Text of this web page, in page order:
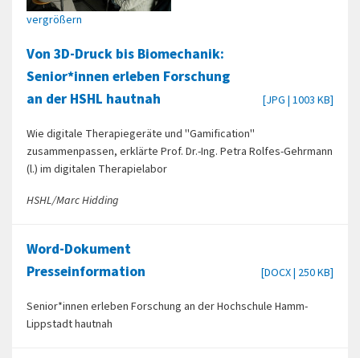
vergrößern
Von 3D-Druck bis Biomechanik:
Senior*innen erleben Forschung
an der HSHL hautnah
[JPG | 1003 KB]
Wie digitale Therapiegeräte und "Gamification"
zusammenpassen, erklärte Prof. Dr.-Ing. Petra Rolfes-Gehrmann
(l.) im digitalen Therapielabor
HSHL/Marc Hidding
Word-Dokument
Presseinformation
[DOCX | 250 KB]
Senior*innen erleben Forschung an der Hochschule Hamm-
Lippstadt hautnah